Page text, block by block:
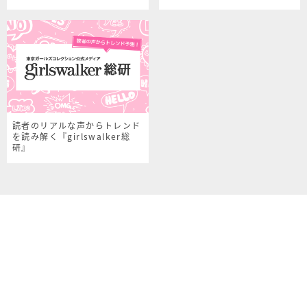
読者のリアルな声からトレンド
を読み解く『girlswalker総
研』